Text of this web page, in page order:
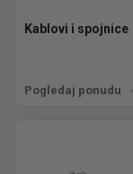
Kablovi i spojnice
Pogledaj ponudu